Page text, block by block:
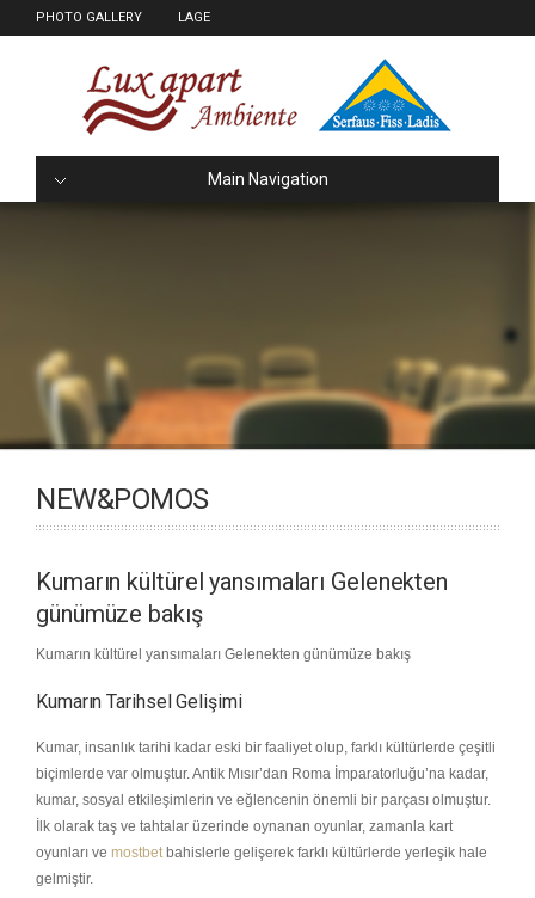
PHOTO GALLERY LAGE
Main Navigation
NEW&POMOS
Kumarın kültürel yansımaları Gelenekten
günümüze bakış
Kumarın kültürel yansımaları Gelenekten günümüze bakış
Kumarın Tarihsel Gelişimi
Kumar, insanlık tarihi kadar eski bir faaliyet olup, farklı kültürlerde çeşitli
biçimlerde var olmuştur. Antik Mısır’dan Roma İmparatorluğu’na kadar,
kumar, sosyal etkileşimlerin ve eğlencenin önemli bir parçası olmuştur.
İlk olarak taş ve tahtalar üzerinde oynanan oyunlar, zamanla kart
oyunları ve mostbetbahislerle gelişerek farklı kültürlerde yerleşik hale
gelmiştir.